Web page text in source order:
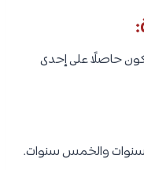
حاصلًا على إحدى
سنوات والخمس سنوات.